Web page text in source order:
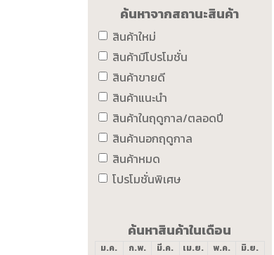
ค้นหาจากสถานะสินค้า
สินค้าใหม่
สินค้ามีโปรโมชั่น
สินค้าขายดี
สินค้าแนะนำ
สินค้าในฤดูกาล/ตลอดปี
สินค้านอกฤดูกาล
สินค้าหมด
โปรโมชั่นพิเศษ
ค้นหาสินค้าในเดือน
ม.ค. ก.พ. มี.ค. เม.ย. พ.ค. มิ.ย.